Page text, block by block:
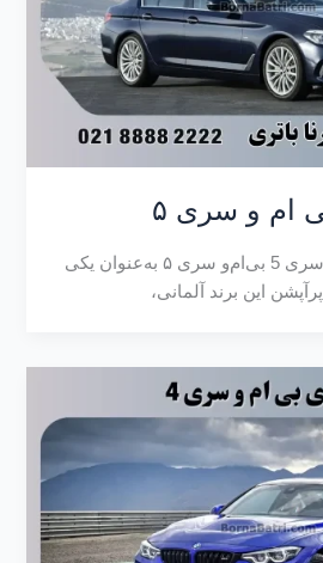
ام و سری ۵
معرفی باتری بی ام و سری 5 بی‌ام‌و سری ۵ به‌عنوان یکی
این برند آلمانی،